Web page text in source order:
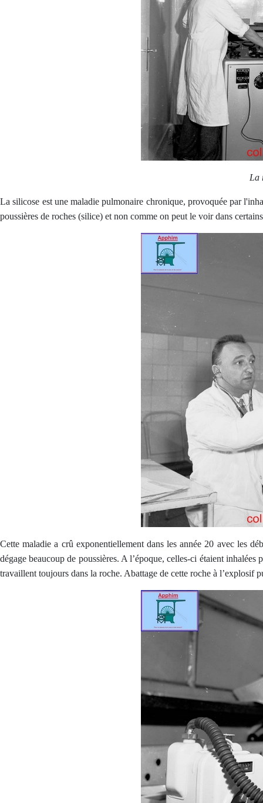
La
La silicose est une maladie pulmonaire chronique, provoquée par
poussières de roches (silice) et non comme on peut le voir dans
Cette maladie a crû exponentiellement dans les année 20 avec les
dégage beaucoup de poussières. A l’époque, celles-ci étaient
travaillent toujours dans la roche. Abattage de cette roche à l’explosif